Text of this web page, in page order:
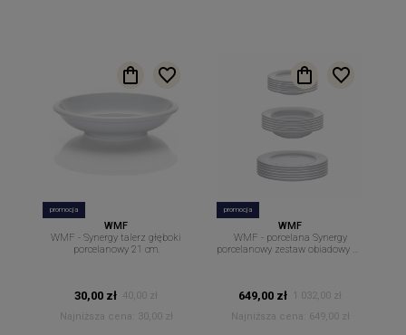
promocja
WMF
WMF - Synergy talerz głęboki
porcelanowy 21 cm.
30,00 zł
40,00 zł
Najniższa cena:
30,00 zł
promocja
WMF
WMF - porcelana Synergy
porcelanowy zestaw obiadowy 18
649,00 zł
1 032,00 zł
Najniższa cena:
649,00 zł